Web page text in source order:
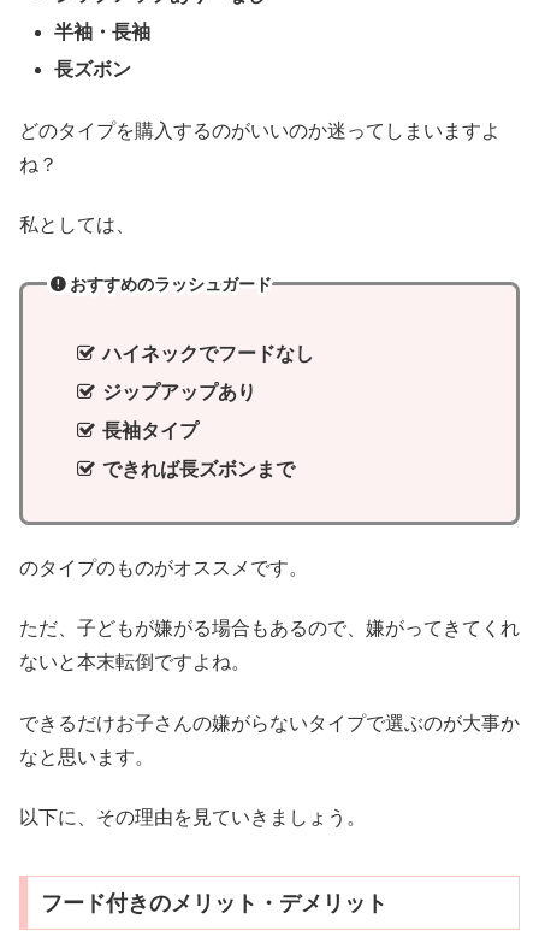
半袖・長袖
長ズボン
どのタイプを購入するのがいいのか迷ってしまいますよ
ね？
私としては、
おすすめのラッシュガード
ハイネックでフードなし
ジップアップあり
長袖タイプ
できれば長ズボンまで
のタイプのものがオススメです。
ただ、子どもが嫌がる場合もあるので、嫌がってきてくれ
ないと本末転倒ですよね。
できるだけお子さんの嫌がらないタイプで選ぶのが大事か
なと思います。
以下に、その理由を見ていきましょう。
フード付きのメリット・デメリット